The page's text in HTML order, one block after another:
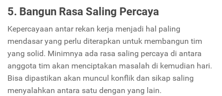
5. Bangun Rasa Saling Percaya
Kepercayaan antar rekan kerja menjadi hal paling
mendasar yang perlu diterapkan untuk membangun tim
yang solid. Minimnya ada rasa saling percaya di antara
anggota tim akan menciptakan masalah di kemudian hari.
Bisa dipastikan akan muncul konflik dan sikap saling
menyalahkan antara satu dengan yang lain.